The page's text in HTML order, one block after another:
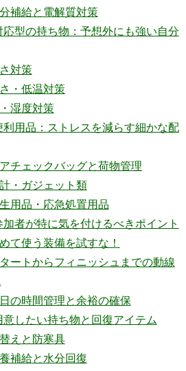
補給と電解質対策
応型の持ち物：予想外にも強い自分
対策
・低温対策
湿度対策
利用品：ストレスを減らす細かな配
チェックバッグと荷物管理
・ガジェット類
用品・応急処置用品
者が特に気を付けるべきポイント
て使う装備を試すな！
ートからフィニッシュまでの動線
の時間管理と余裕の確保
意したい持ち物と回復アイテム
えと防寒具
補給と水分回復